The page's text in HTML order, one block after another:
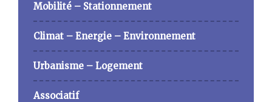
Mobilité – Stationnement
Climat – Energie – Environnement
Urbanisme – Logement
Associatif